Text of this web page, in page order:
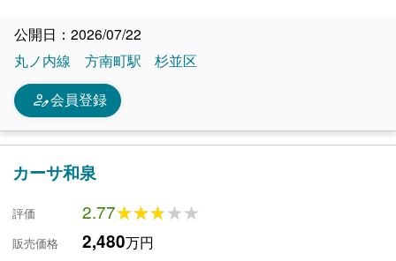
公開日：2026/07/22
丸ノ内線
方南町駅 杉並区
person_edit会員登録
カーサ和泉
評価 2.77★★★★★
★★★★★
販売価格 2,480万円